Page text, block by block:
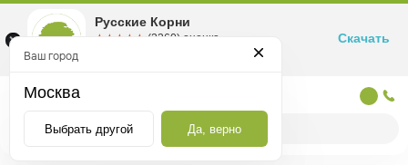
Ваш город
Москва
Выбрать другой Да, верно
Русские Корни
☆☆☆☆☆
★★★★★ (2360) оценка
Маркетплейс товаров для здоровья
Скачать